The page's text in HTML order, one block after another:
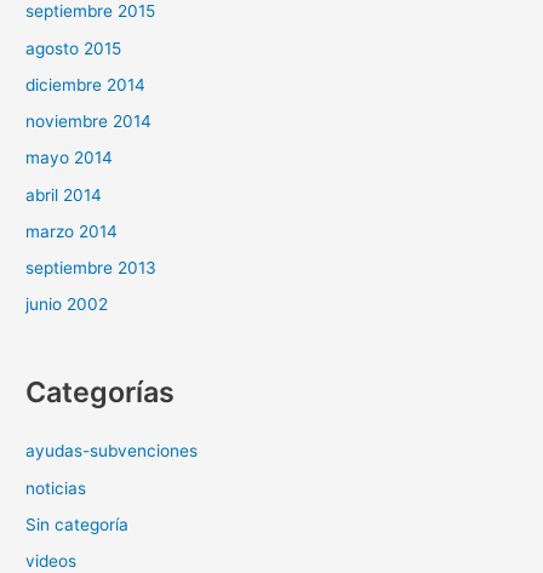
septiembre 2015
agosto 2015
diciembre 2014
noviembre 2014
mayo 2014
abril 2014
marzo 2014
septiembre 2013
junio 2002
Categorías
ayudas-subvenciones
noticias
Sin categoría
videos